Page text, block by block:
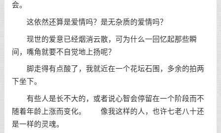
会。
这依然还算是爱情吗？是无杂质的爱情吗？
现世的爱意已经烟消云散，可为什么一回忆起那些瞬
间，嘴角就要不自觉地上扬呢？
脚走得有点酸了，我就近在一个花坛石围，多余的拍两
下坐下。
有些人是长不大的，或者说心智会停留在一个阶段而不
随着年龄上涨而变化。 像我这样的人，也许七老八十还
是一样的灵魂。